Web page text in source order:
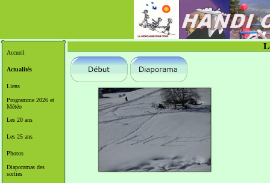
Accueil
Actualités
Liens
Programme 2026 et
Météo
Les 20 ans
Les 25 ans
Photos
Diaporamas des
sorties